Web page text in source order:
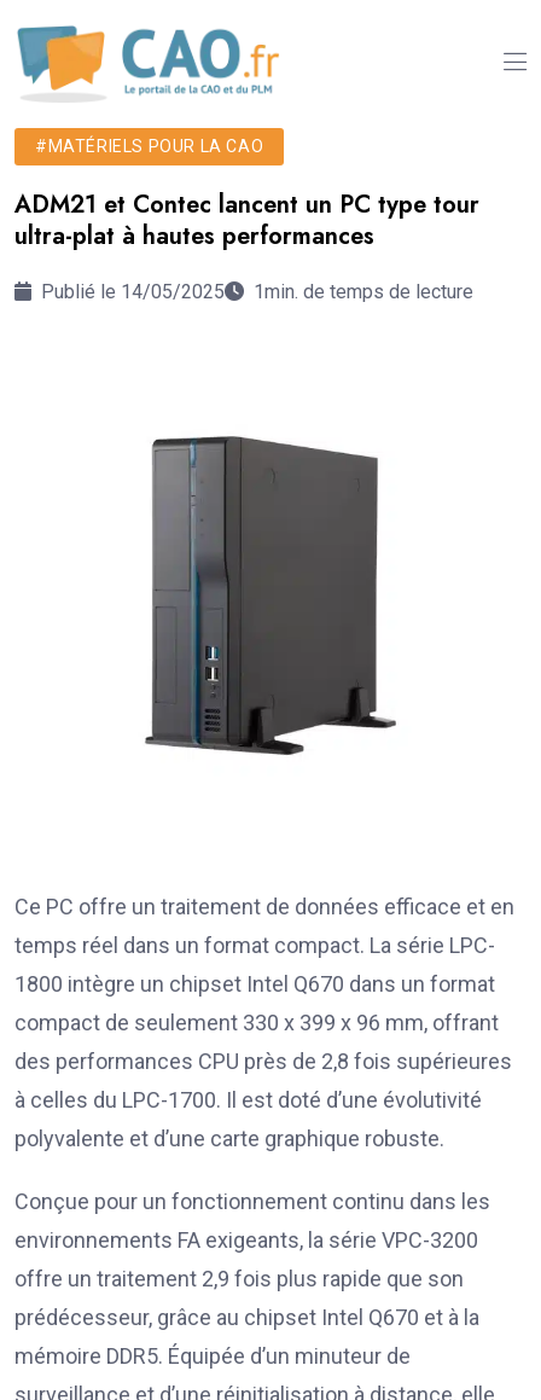
#MATÉRIELS POUR LA CAO
ADM21 et Contec lancent un PC type tour
ultra-plat à hautes performances
Publié le 14/05/2025 1min. de temps de lecture
Ce PC offre un traitement de données efficace et en
temps réel dans un format compact. La série LPC-
1800 intègre un chipset Intel Q670 dans un format
compact de seulement 330 x 399 x 96 mm, offrant
des performances CPU près de 2,8 fois supérieures
à celles du LPC-1700. Il est doté d’une évolutivité
polyvalente et d’une carte graphique robuste.
Conçue pour un fonctionnement continu dans les
environnements FA exigeants, la série VPC-3200
offre un traitement 2,9 fois plus rapide que son
prédécesseur, grâce au chipset Intel Q670 et à la
mémoire DDR5. Équipée d’un minuteur de
surveillance et d’une réinitialisation à distance, elle